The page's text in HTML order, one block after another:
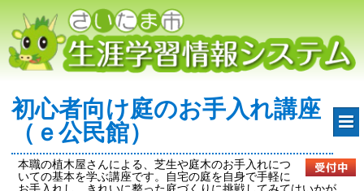
初心者向け庭のお手入れ講座
（ｅ公民館）
本職の植木屋さんによる、芝生や庭木のお手入れにつ
いての基本を学ぶ講座です。自宅の庭を自身で手軽に